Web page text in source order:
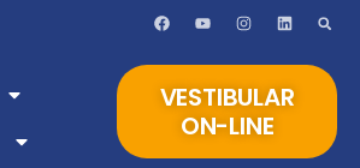
VESTIBULAR
ON-LINE